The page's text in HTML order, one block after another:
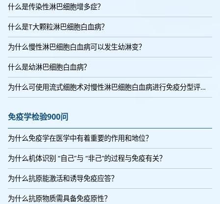
什么是传染性淋巴细胞增多症？
什么是T大颗粒淋巴细胞白血病？
为什么慢性淋巴细胞白血病可以发生幼淋变？
什么是幼淋巴细胞白血病？
为什么可使用流式细胞术对慢性淋巴细胞白血病进行免疫分型评分？
免疫学检验900问
为什么免疫学在医学中有着重要的作用和地位？
为什么机体识别 “自己”与 “非己”的过程与免疫有关？
为什么抗原能激活和诱导免疫应答？
为什么抗原物质需具备免疫原性？